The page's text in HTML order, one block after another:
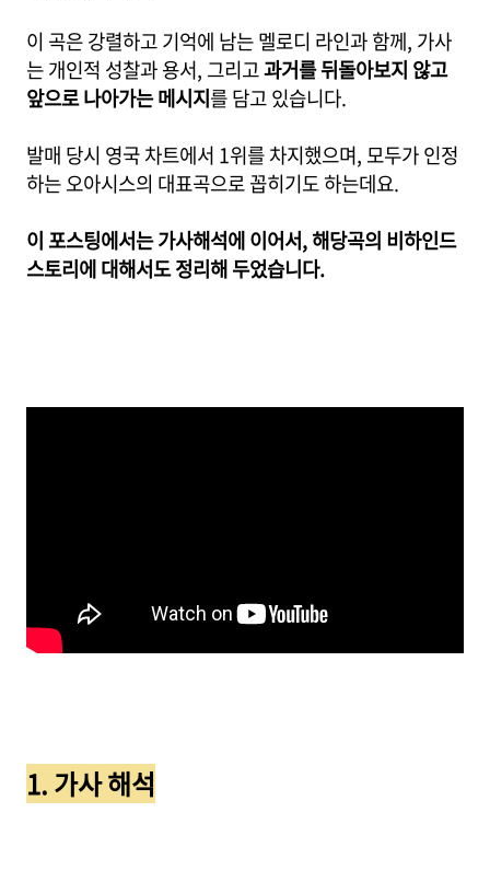
이 곡은 강렬하고 기억에 남는 멜로디 라인과 함께, 가사
는 개인적 성찰과 용서, 그리고과거를 뒤돌아보지 않고
앞으로 나아가는 메시지를 담고 있습니다.
발매 당시 영국 차트에서 1위를 차지했으며, 모두가 인정
하는 오아시스의 대표곡으로 꼽히기도 하는데요.
이 포스팅에서는 가사해석에 이어서, 해당곡의 비하인드
스토리에 대해서도 정리해 두었습니다.
1. 가사 해석